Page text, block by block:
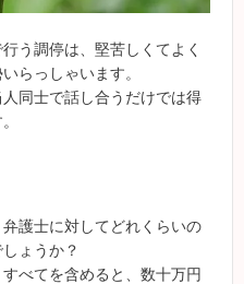
う調停は、堅苦しくてよく
らっしゃいます。
同士で話し合うだけでは得
護士に対してどれくらいの
ょうか？
べてを含めると、数十万円